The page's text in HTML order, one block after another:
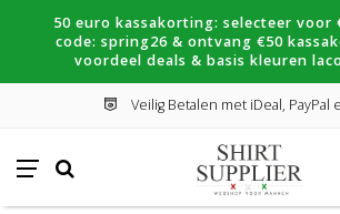
50 euro kassakorting: selecteer voor
code: spring26 & ontvang €50
voordeel deals & basis kleuren
Veilig Betalen met iDeal, PayPal